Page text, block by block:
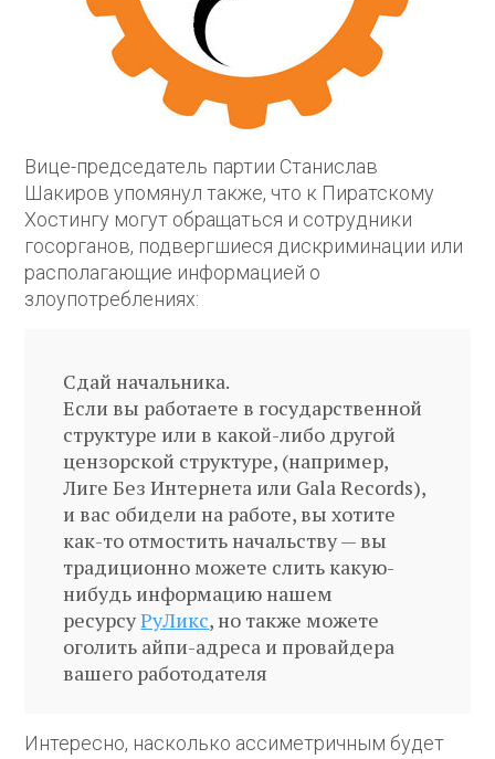
Вице-председатель партии Станислав
Шакиров упомянул также, что к Пиратскому
Хостингу могут обращаться и сотрудники
госорганов, подвергшиеся дискриминации или
располагающие информацией о
злоупотреблениях:
Сдай начальника.
Если вы работаете в государственной
структуре или в какой-либо другой
цензорской структуре, (например,
Лиге Без Интернета или Gala Records),
и вас обидели на работе, вы хотите
как-то отмостить начальству — вы
традиционно можете слить какую-
нибудь информацию нашем
ресурсуРуЛикс, но также можете
оголить айпи-адреса и провайдера
вашего работодателя
Интересно, насколько ассиметричным будет